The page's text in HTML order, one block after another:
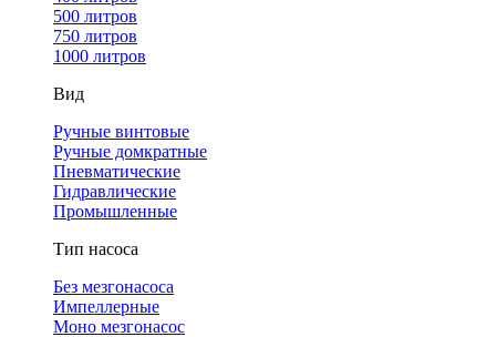
500 литров
750 литров
1000 литров
Вид
Ручные винтовые
Ручные домкратные
Пневматические
Гидравлические
Промышленные
Тип насоса
Без мезгонасоса
Импеллерные
Моно мезгонасос